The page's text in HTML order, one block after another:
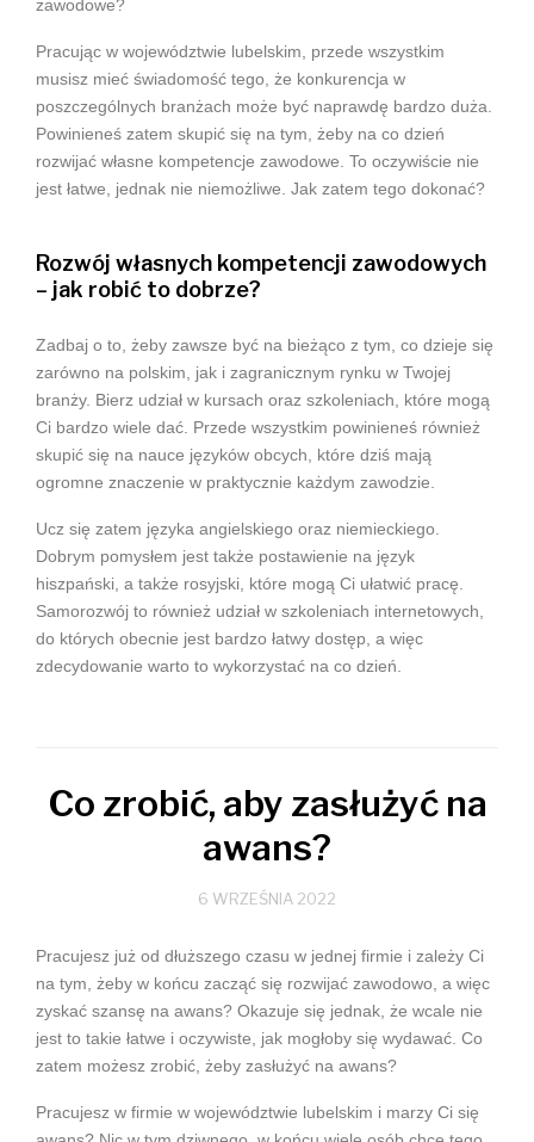
zawodowe?
Pracując w województwie lubelskim, przede wszystkim
musisz mieć świadomość tego, że konkurencja w
poszczególnych branżach może być naprawdę bardzo duża.
Powinieneś zatem skupić się na tym, żeby na co dzień
rozwijać własne kompetencje zawodowe. To oczywiście nie
jest łatwe, jednak nie niemożliwe. Jak zatem tego dokonać?
Rozwój własnych kompetencji zawodowych
– jak robić to dobrze?
Zadbaj o to, żeby zawsze być na bieżąco z tym, co dzieje się
zarówno na polskim, jak i zagranicznym rynku w Twojej
branży. Bierz udział w kursach oraz szkoleniach, które mogą
Ci bardzo wiele dać. Przede wszystkim powinieneś również
skupić się na nauce języków obcych, które dziś mają
ogromne znaczenie w praktycznie każdym zawodzie.
Ucz się zatem języka angielskiego oraz niemieckiego.
Dobrym pomysłem jest także postawienie na język
hiszpański, a także rosyjski, które mogą Ci ułatwić pracę.
Samorozwój to również udział w szkoleniach internetowych,
do których obecnie jest bardzo łatwy dostęp, a więc
zdecydowanie warto to wykorzystać na co dzień.
Co zrobić, aby zasłużyć na
awans?
6 WRZEŚNIA 2022
Pracujesz już od dłuższego czasu w jednej firmie i zależy Ci
na tym, żeby w końcu zacząć się rozwijać zawodowo, a więc
zyskać szansę na awans? Okazuje się jednak, że wcale nie
jest to takie łatwe i oczywiste, jak mogłoby się wydawać. Co
zatem możesz zrobić, żeby zasłużyć na awans?
Pracujesz w firmie w województwie lubelskim i marzy Ci się